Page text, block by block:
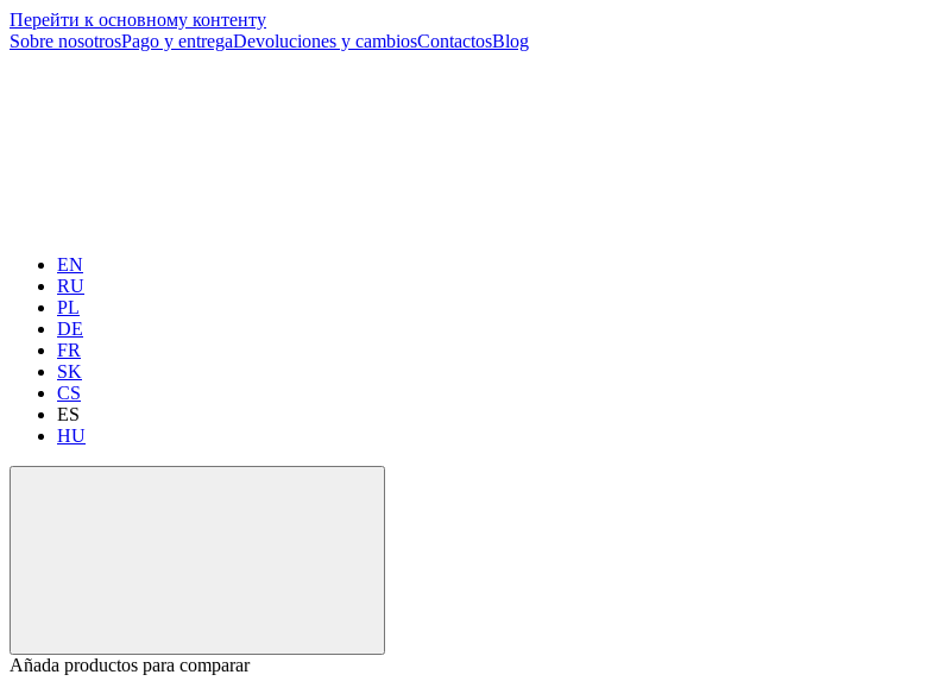
Перейти к основному контенту
Sobre nosotrosPago y entregaDevoluciones y cambiosContactosBlog
EN
RU
PL
DE
FR
SK
CS
ES
HU
Añada productos para comparar